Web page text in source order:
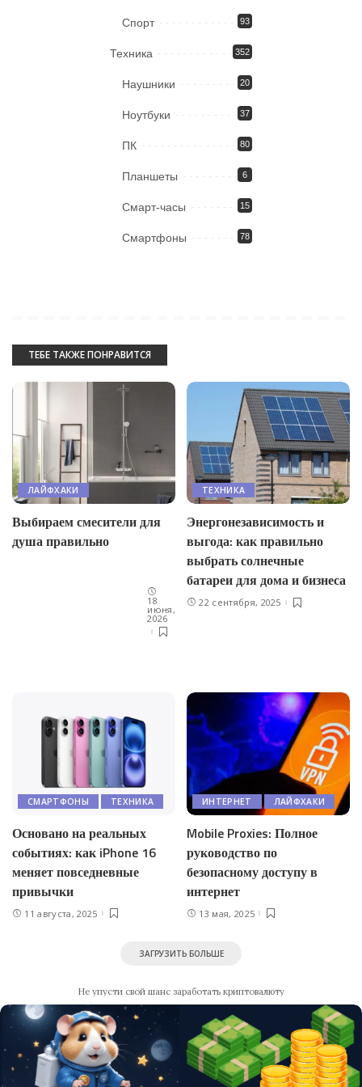
Спорт 93
Техника 352
Наушники 20
Ноутбуки 37
ПК 80
Планшеты 6
Смарт-часы 15
Смартфоны 78
ТЕБЕ ТАКЖЕ ПОНРАВИТСЯ
ЛАЙФХАКИ
Выбираем смесители для
душа правильно
18
июня,
2026
ТЕХНИКА
Энергонезависимость и
выгода: как правильно
выбрать солнечные
батареи для дома и бизнеса
22 сентября, 2025
СМАРТФОНЫ ТЕХНИКА
Основано на реальных
событиях: как iPhone 16
меняет повседневные
привычки
11 августа, 2025
ИНТЕРНЕТ ЛАЙФХАКИ
Mobile Proxies: Полное
руководство по
безопасному доступу в
интернет
13 мая, 2025
ЗАГРУЗИТЬ БОЛЬШЕ
Не упусти свой шанс заработать криптовалюту